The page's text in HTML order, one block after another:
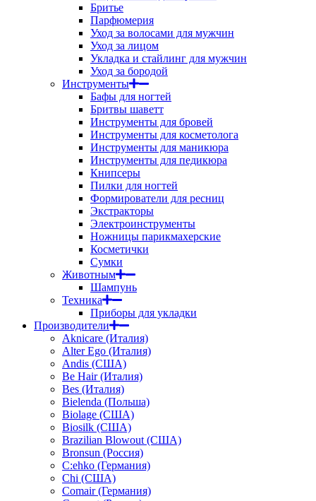
Бритье
Парфюмерия
Уход за волосами для мужчин
Уход за лицом
Укладка и стайлинг для мужчин
Уход за бородой
Инструменты
Бафы для ногтей
Бритвы шаветт
Инструменты для бровей
Инструменты для косметолога
Инструменты для маникюра
Инструменты для педикюра
Книпсеры
Пилки для ногтей
Формирователи для ресниц
Экстракторы
Электроинструменты
Ножницы парикмахерские
Косметички
Сумки
Животным
Шампунь
Техника
Приборы для укладки
Производители
Aknicare (Италия)
Alter Ego (Италия)
Andis (США)
Be Hair (Италия)
Bes (Италия)
Bielenda (Польша)
Biolage (США)
Biosilk (США)
Brazilian Blowout (США)
Bronsun (Россия)
C:ehko (Германия)
Chi (США)
Comair (Германия)